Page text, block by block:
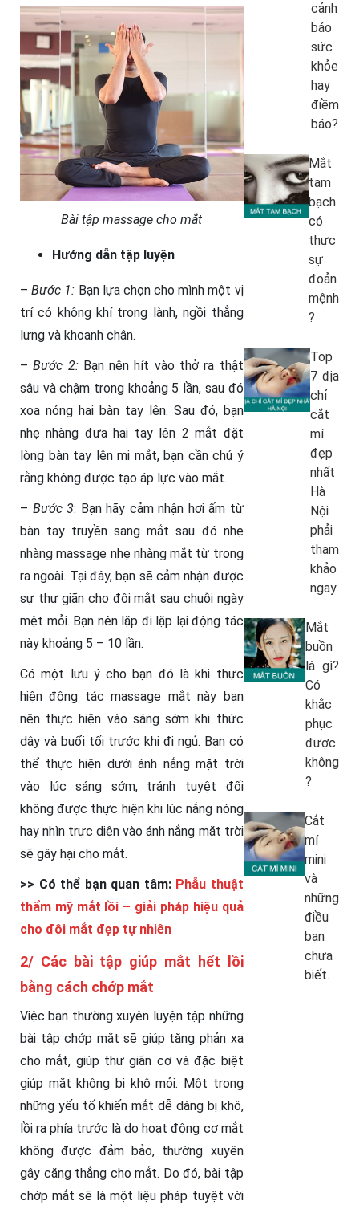
Bài tập massage cho mắt
Hướng dẫn tập luyện
–Bước 1: Bạn lựa chọn cho mình một vị
trí có không khí trong lành, ngồi thẳng
lưng và khoanh chân.
– Bước 2:Bạn nên hít vào thở ra thật
sâu và chậm trong khoảng 5 lần, sau đó
xoa nóng hai bàn tay lên. Sau đó, bạn
nhẹ nhàng đưa hai tay lên 2 mắt đặt
lòng bàn tay lên mi mắt, bạn cần chú ý
rằng không được tạo áp lực vào mắt.
– Bước 3: Bạn hãy cảm nhận hơi ấm từ
bàn tay truyền sang mắt sau đó nhẹ
nhàng massage nhẹ nhàng mắt từ trong
ra ngoài. Tại đây, bạn sẽ cảm nhận được
sự thư giãn cho đôi mắt sau chuỗi ngày
mệt mỏi. Bạn nên lặp đi lặp lại động tác
này khoảng 5 – 10 lần.
Có một lưu ý cho bạn đó là khi thực
hiện động tác massage mắt này bạn
nên thực hiện vào sáng sớm khi thức
dậy và buổi tối trước khi đi ngủ. Bạn có
thể thực hiện dưới ánh nắng mặt trời
vào lúc sáng sớm, tránh tuyệt đối
không được thực hiện khi lúc nắng nóng
hay nhìn trực diện vào ánh nắng mặt trời
sẽ gây hại cho mắt.
>> Có thể bạn quan tâm: Phẫu thuật
thẩm mỹ mắt lồi – giải pháp hiệu quả
cho đôi mắt đẹp tự nhiên
2/ Các bài tập giúp mắt hết lồi
bằng cách chớp mắt
Việc bạn thường xuyên luyện tập những
bài tập chớp mắt sẽ giúp tăng phản xạ
cho mắt, giúp thư giãn cơ và đặc biệt
giúp mắt không bị khô mỏi. Một trong
những yếu tố khiến mắt dễ dàng bị khô,
lồi ra phía trước là do hoạt động cơ mắt
không được đảm bảo, thường xuyên
gây căng thẳng cho mắt. Do đó, bài tập
chớp mắt sẽ là một liệu pháp tuyệt vời
cảnh
báo
sức
khỏe
hay
điềm
báo?
Mắt
tam
bạch
có
thực
sự
đoản
mệnh
?
Top
7 địa
chỉ
cắt
mí
đẹp
nhất
Hà
Nội
phải
tham
khảo
ngay
Mắt
buồn
là gì?
Có
khắc
phục
được
không
?
Cắt
mí
mini
và
những
điều
bạn
chưa
biết.